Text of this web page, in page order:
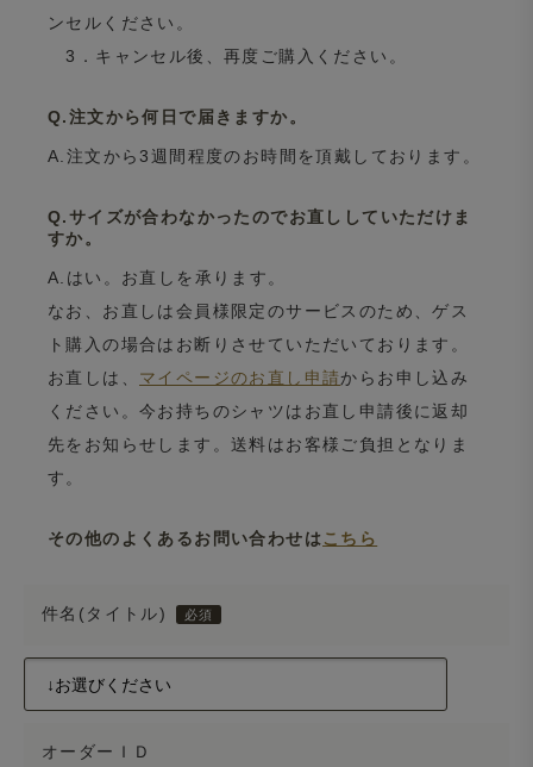
ンセルください。
3．キャンセル後、再度ご購入ください。
Q.注文から何日で届きますか。
A.注文から3週間程度のお時間を頂戴しております。
Q.サイズが合わなかったのでお直ししていただけま
すか。
A.はい。お直しを承ります。
なお、お直しは会員様限定のサービスのため、ゲス
ト購入の場合はお断りさせていただいております。
お直しは、 マイページのお直し申請からお申し込み
ください。今お持ちのシャツはお直し申請後に返却
先をお知らせします。送料はお客様ご負担となりま
す。
その他のよくあるお問い合わせは こちら
件名(タイトル)
オーダーＩＤ